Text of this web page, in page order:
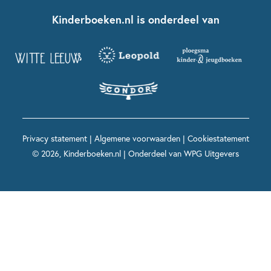
Kinderboeken diversiteit
Grappige kinderboeken
Spannende kinderboeken
Boekentips 12+ jaar
Voor volwassenen
Spekkie en Sproet
Maxi & Helium
Voor het onderwijs
Kinderboeken.nl is onderdeel van
Privacy statement| Algemene voorwaarden| Cookiestatement
© 2026, Kinderboeken.nl | Onderdeel van WPG Uitgevers